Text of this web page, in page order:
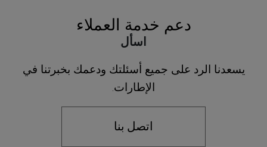
دعم خدمة العملاء
اسأل
يسعدنا الرد على جميع أسئلتك ودعمك بخبرتنا في
الإطارات.
اتصل بنا